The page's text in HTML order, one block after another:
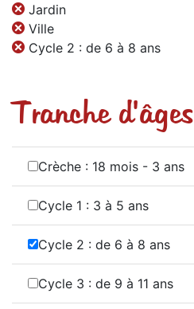
Jardin
Ville
Cycle 2 : de 6 à 8 ans
Tranche d'âges
Crèche : 18 mois - 3 ans
Cycle 1 : 3 à 5 ans
Cycle 2 : de 6 à 8 ans
Cycle 3 : de 9 à 11 ans